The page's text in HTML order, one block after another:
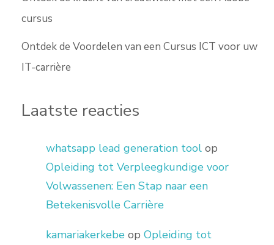
cursus
Ontdek de Voordelen van een Cursus ICT voor uw
IT-carrière
Laatste reacties
whatsapp lead generation tool op
Opleiding tot Verpleegkundige voor
Volwassenen: Een Stap naar een
Betekenisvolle Carrière
kamariakerkebe op Opleiding tot